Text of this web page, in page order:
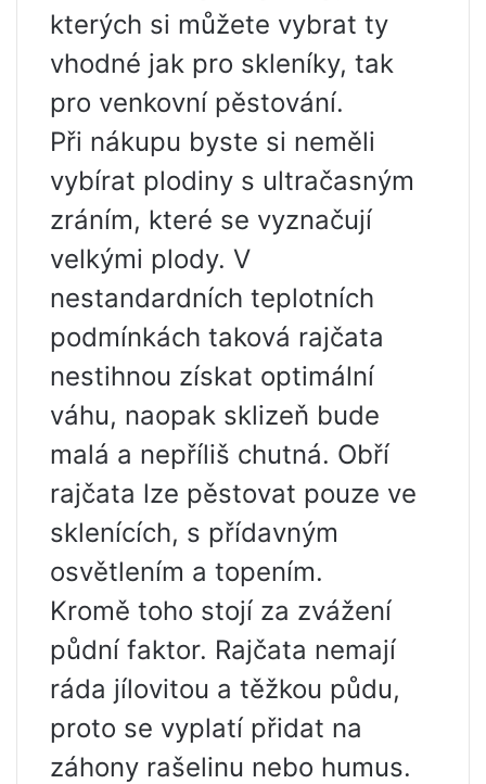
kterých si můžete vybrat ty
vhodné jak pro skleníky, tak
pro venkovní pěstování.
Při nákupu byste si neměli
vybírat plodiny s ultračasným
zráním, které se vyznačují
velkými plody. V
nestandardních teplotních
podmínkách taková rajčata
nestihnou získat optimální
váhu, naopak sklizeň bude
malá a nepříliš chutná. Obří
rajčata lze pěstovat pouze ve
sklenících, s přídavným
osvětlením a topením.
Kromě toho stojí za zvážení
půdní faktor. Rajčata nemají
ráda jílovitou a těžkou půdu,
proto se vyplatí přidat na
záhony rašelinu nebo humus.